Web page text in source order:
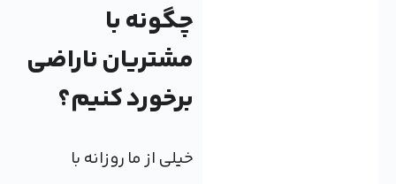
چگونه با
مشتریان ناراضی
برخورد کنیم؟
خیلی از ما روزانه با